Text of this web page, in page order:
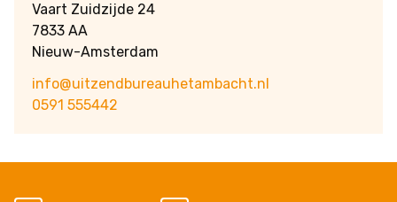
Vaart Zuidzijde 24
7833 AA
Nieuw-Amsterdam
info@uitzendbureauhetambacht.nl
0591 555442